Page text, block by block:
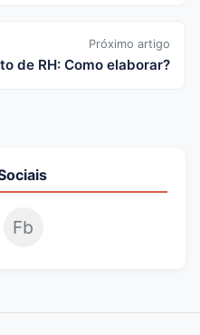
Próximo artigo
de RH: Como elaborar?
Fb